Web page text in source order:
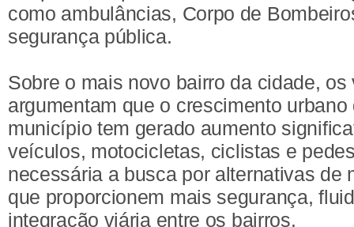
como ambulâncias, Corpo de
segurança pública.
Sobre o mais novo bairro da cidade, os
argumentam que o crescimento
município tem gerado aumento
veículos, motocicletas, ciclistas e
necessária a busca por alternativas de
que proporcionem mais segurança,
integração viária entre os bairros.